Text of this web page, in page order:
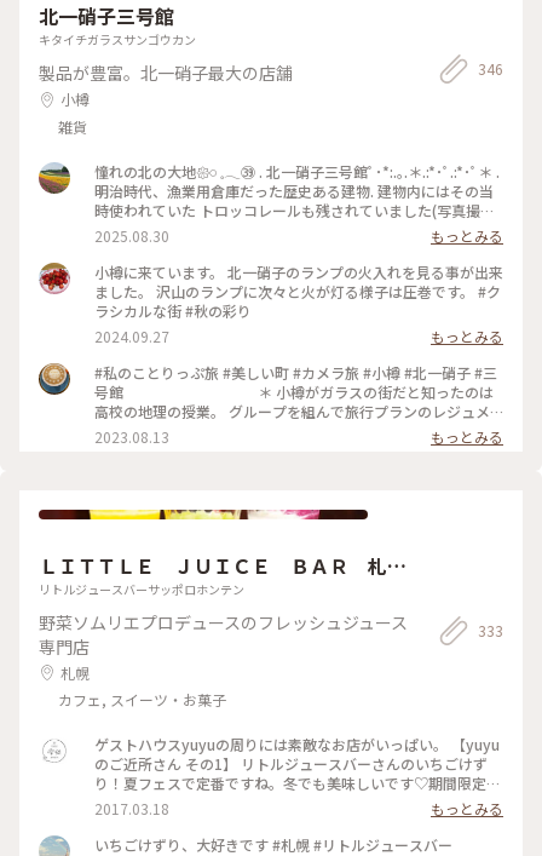
北一硝子三号館
キタイチガラスサンゴウカン
製品が豊富。北一硝子最大の店舗
小樽
雑貨
346
憧れの北の大地𑁍𓏸 𓈒𓂃㊴ . 北一硝子三号館ﾟ･*:.｡.＊.:*･ﾟ.:*･ﾟ＊ .
明治時代、漁業用倉庫だった歴史ある建物. 建物内にはその当
時使われていた トロッコレールも残されていました(写真撮り
忘れてますが😅) . ガラス製品もフロアごとにテーマ別の多彩な
ガラスがそろっていました(こちらも写真無し💦) . 入り口近く
の北一ホールが目に止まり 並んでる人も少なかったので入っ
て見ました. 入り口でショーケースの商品を見て 先にお会計を
してセルフサービスで席を探します. 入った瞬間からほとんど
真っ暗で見えなかったのですが、だんだんと目が慣れてきて
周りの幻想的な景色にうっとりでした✨ 私はミルクティソフト
主人はコーヒーフロートに. . 石造り倉庫を活用した167個の石
油ランプの明かりが照らす幻想的な空間. 奥の席に着くと石油
ランプの匂いがほんのり暖かく漂っていました. 周りの席は満
席に近かったですが、暗いので 全然気になりません. いつまで
も眺めていたい風景でした. . 5枚目の写真は北一硝子1番奥の喫
ホール #幻想的な空間 #浮き球 #ミルクティーソフト #ランプ #
2025.08.30
もっとみる
小樽に来ています。 北一硝子のランプの火入れを見る事が出来
ました。 沢山のランプに次々と火が灯る様子は圧巻です。 #ク
ラシカルな街 #秋の彩り
2024.09.27
もっとみる
#私のことりっぷ旅 #美しい町 #カメラ旅 #小樽 #北一硝子 #三
号館 ＊ 小樽がガラスの街だと知ったのは
高校の地理の授業。 グループを組んで旅行プランのレジュメ
を 提出しなさいと課題が出たんです🧐why❓ 友達と旅行先に選
んだのが北海道で 2月だったので札幌雪祭りをメインに日程を
ジュールを組んだ記憶😂 その時も『小樽でガラス細工のお土
身を置くだけで ワクワクが止まらない✨ 元はニシン漁の倉庫
の建物、漁に使うブイ（浮き玉）造りからガラス製品が盛んに
😌 ＊ お目当ての林檎🍎は迷う事なく 2色
❤️🤍イロチ買いです😍✨ 私の『ガラス林檎コレクション』が増
2023.08.13 もっとみる
ＬＩＴＴＬＥ ＪＵＩＣＥ ＢＡＲ 札幌
本店
リトルジュースバーサッポロホンテン
野菜ソムリエプロデュースのフレッシュジュース
専門店
札幌
カフェ, スイーツ・お菓子
333
ゲストハウスyuyuの周りには素敵なお店がいっぱい。 【yuyu
のご近所さん その1】 リトルジュースバーさんのいちごけず
り！夏フェスで定番ですね。冬でも美味しいです♡期間限定メ
ニューも見逃せません😊 石蔵をリノベーションしており、建
物もとっても素敵です。 #ご近所さん #いちごけずり #札幌
2017.03.18
もっとみる
いちごけずり、大好きです #札幌 #リトルジュースバー